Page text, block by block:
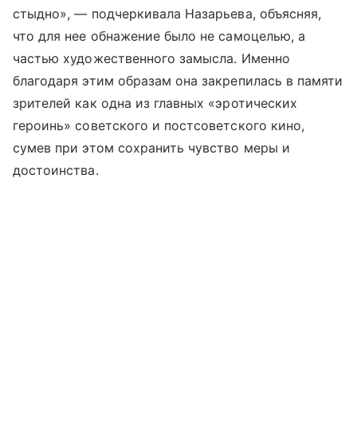
стыдно», — подчеркивала Назарьева, объясняя,
что для нее обнажение было не самоцелью, а
частью художественного замысла. Именно
благодаря этим образам она закрепилась в памяти
зрителей как одна из главных «эротических
героинь» советского и постсоветского кино,
сумев при этом сохранить чувство меры и
достоинства.